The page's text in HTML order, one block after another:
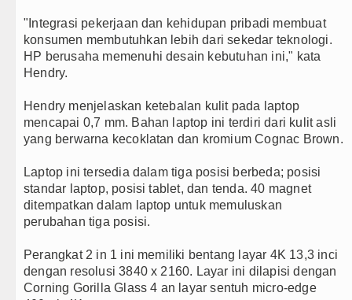
Rico Waas Nonaktifkan Lurah
Sebut LSL Pengidap HIV/AIDS
Chelsea Tumbang Ditekuk
PD AIJ Sumut Kembali Amankan
"Integrasi pekerjaan dan kehidupan pribadi membuat
konsumen membutuhkan lebih dari sekedar teknologi.
HP berusaha memenuhi desain kebutuhan ini," kata
Hendry.
Hendry menjelaskan ketebalan kulit pada laptop
mencapai 0,7 mm. Bahan laptop ini terdiri dari kulit asli
yang berwarna kecoklatan dan kromium Cognac Brown.
Laptop ini tersedia dalam tiga posisi berbeda; posisi
standar laptop, posisi tablet, dan tenda. 40 magnet
ditempatkan dalam laptop untuk memuluskan
perubahan tiga posisi.
Perangkat 2 in 1 ini memiliki bentang layar 4K 13,3 inci
dengan resolusi 3840 x 2160. Layar ini dilapisi dengan
Corning Gorilla Glass 4 an layar sentuh micro-edge